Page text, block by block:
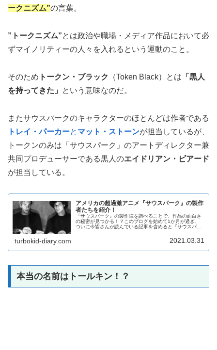
ークニズム”の言葉。
”トークニズム”とは政治や職場・メディア作品において必
ずマイノリティーの人々を入れるという運動のこと。
そのため トークン・ブラック （Token Black）とは 「黒人
を持ってきた」
という意味なのだ。
またサウスパークのキャラクターのほとんどは作者である
トレイ・パーカーと マット・ストーンが担当しているが、
トークンのみは「サウスパーク」のアートディレクター兼
共同プロデューサーである黒人のエイドリアン・ビアード
が担当している。
アメリカの超過激アニメ『サウスパーク』の製作
者たちを紹介！
『サウスパーク』の製作陣を調べることで、作品の面白さ
の秘密が見つかる！？このブログを始めて1か月が過ぎ、
ついに今皆さんが読んでいる記事を含めると『サウスパー
turbokid-diary.com 2021.03.31
本当の名前はトールキン！？